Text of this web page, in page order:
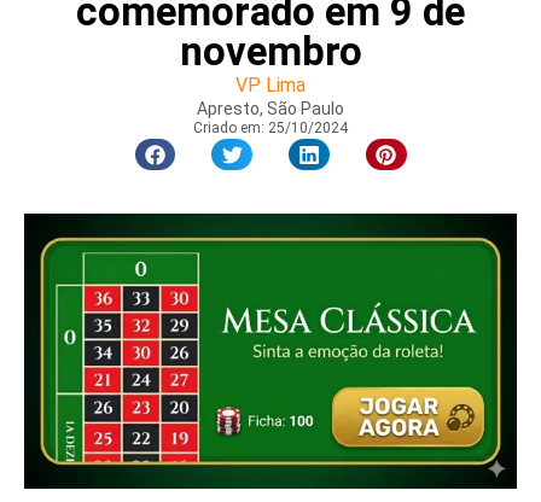
comemorado em 9 de
novembro
VP Lima
Apresto, São Paulo
Criado em: 25/10/2024